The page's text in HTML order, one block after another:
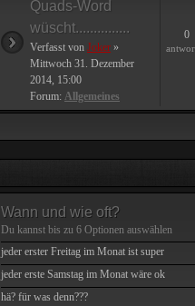
Quads-Word
wüscht...............
Verfasst von Joker »
Mittwoch 31. Dezember
2014, 15:00
Forum: Allgemeines
0
Wann und wie oft?
Du kannst bis zu 6 Optionen auswählen
jeder erster Freitag im Monat ist super
jeder erste Samstag im Monat wäre ok
hä? für was denn???